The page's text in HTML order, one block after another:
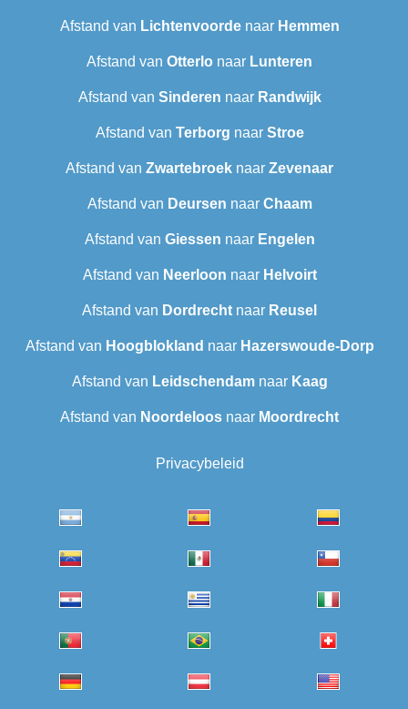
Afstand van Lichtenvoordenaar Hemmen
Afstand van Otterlo naar Lunteren
Afstand van Sinderen naar Randwijk
Afstand van Terborg naar Stroe
Afstand van Zwartebroek naar Zevenaar
Afstand van Deursen naar Chaam
Afstand van Giessen naar Engelen
Afstand van Neerloon naar Helvoirt
Afstand van Dordrecht naar Reusel
Afstand van Hoogblokland naar Hazerswoude-Dorp
Afstand van Leidschendamnaar Kaag
Afstand van Noordeloos naar Moordrecht
Privacybeleid